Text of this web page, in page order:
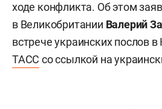
ходе конфликта. Об этом
в Великобритании Валерий
встрече украинских послов
ТАСС со ссылкой на